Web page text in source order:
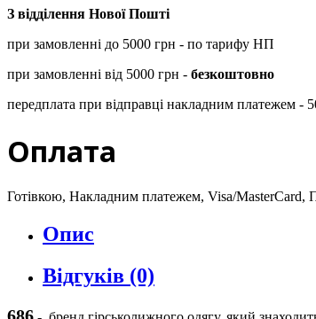
З відділення Нової Пошті
при замовленні до 5000 грн - по тарифу НП
при замовленні від 5000 грн - безкоштовно
передплата при відправці накладним платежем -
Оплата
Готівкою, Накладним платежем, Visa/MasterCard,
Опис
Відгуків (0)